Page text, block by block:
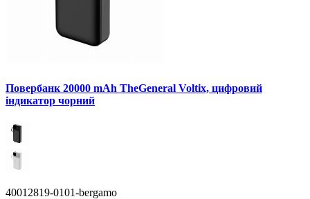
Повербанк 20000 mAh TheGeneral Voltix, цифровий
індикатор чорний
40012819-0101-bergamo